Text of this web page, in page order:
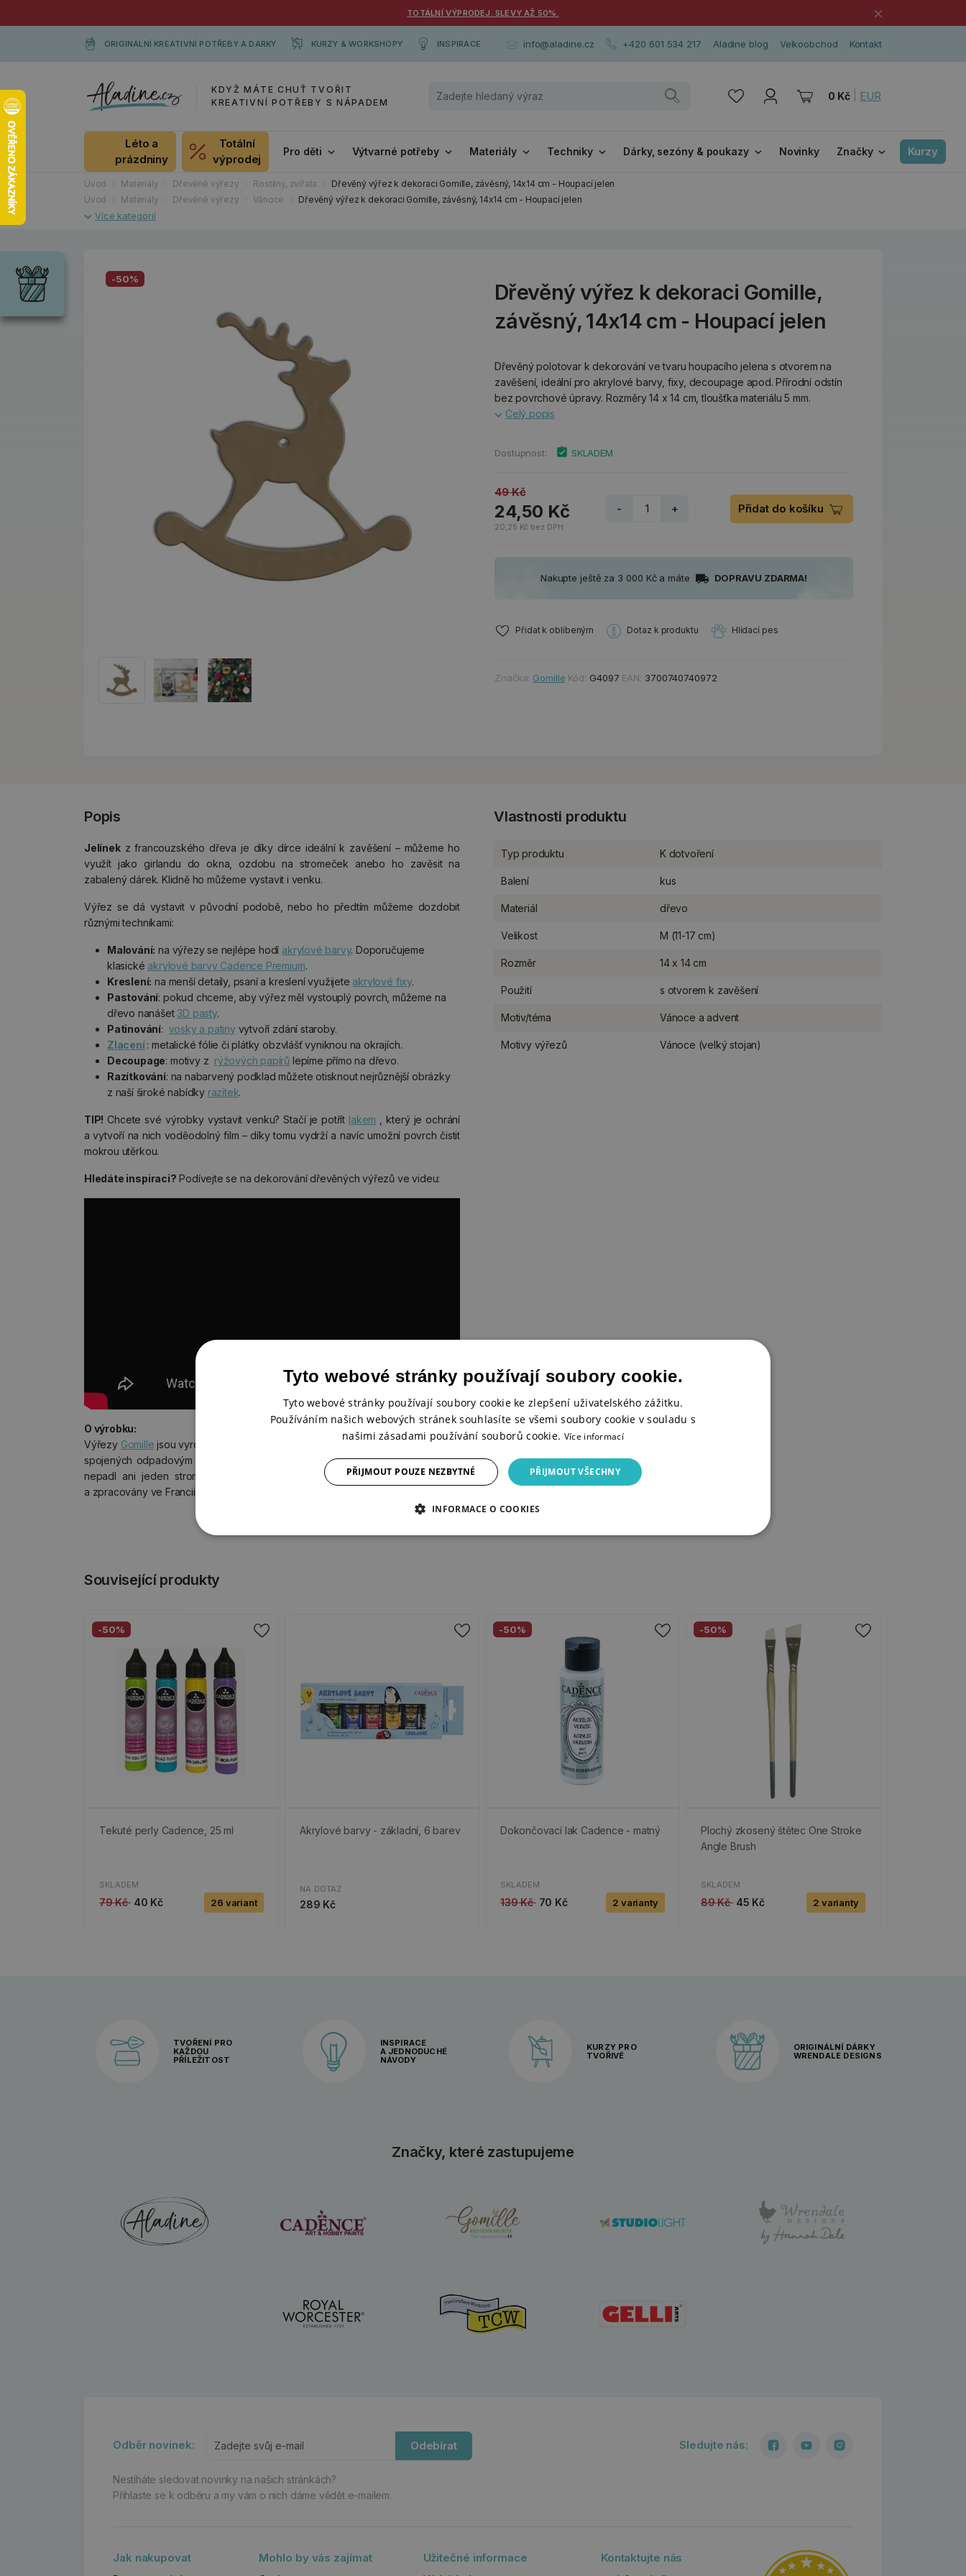
TOTÁLNÍ VÝPRODEJ. SLEVY AŽ 50%. ×
ORIGINÁLNÍ KREATIVNÍ POTŘEBY A DÁRKY KURZY & WORKSHOPY INSPIRACE info@aladine.cz +420 601 534 217 Aladine blog Velkoobchod Kontakt
KDYŽ MÁTE CHUŤ TVOŘIT
KREATIVNÍ POTŘEBY S NÁPADEM
0 Kč EUR
Léto a
prázdniny
Totální
výprodej
Pro děti Výtvarné potřeby Materiály Techniky Dárky, sezóny & poukazy Novinky Značky Kurzy
Úvod Materiály Dřevěné výřezy Rostliny, zvířata
Dřevěný výřez k dekoraci Gomille, závěsný, 14x14 cm - Houpací jelen
Úvod
Materiály Dřevěné výřezy Vánoce Dřevěný výřez k dekoraci Gomille, závěsný, 14x14 cm - Houpací jelen
Dřevěný výřez k dekoraci Gomille,
závěsný, 14x14 cm - Houpací jelen
-50%
Dřevěný polotovar k dekorování ve tvaru houpacího jelena s otvorem na
zavěšení, ideální pro akrylové barvy, fixy, decoupage apod. Přírodní odstín
bez povrchové úpravy. Rozměry 14 x 14 cm, tloušťka materiálu 5 mm.
Celý popis
Dostupnost: SKLADEM
49 Kč
24,50 Kč
20,25 Kč bez DPH
- + Přidat do košíku
Nakupte ještě za 3 000 Kč a máte DOPRAVU ZDARMA!
Přidat k oblíbeným Dotaz k produktu Hlídací pes
Značka: Gomille Kód: G4097 EAN: 3700740740972
Popis
Jelínekz francouzského dřeva je díky dírce ideální k zavěšení – můžeme ho
využít jako girlandu do okna, ozdobu na stromeček anebo ho zavěsit na
zabalený dárek. Klidně ho můžeme vystavit i venku.
Výřez se dá vystavit v původní podobě, nebo ho předtím můžeme dozdobit
různými technikami:
Malování: na výřezy se nejlépe hodí akrylové barvy. Doporučujeme
klasické akrylové barvy Cadence Premium.
Kreslení: na menší detaily, psaní a kreslení využijete akrylové fixy.
Pastování: pokud chceme, aby výřez měl vystouplý povrch, můžeme na
dřevo nanášet3D pasty.
Patinování: vosky a patinyvytvoří zdání staroby.
Zlacení: metalické fólie či plátky obzvlášť vyniknou na okrajích.
Decoupage: motivy z rýžových papírů lepíme přímo na dřevo.
Razítkování: na nabarvený podklad můžete otisknout nejrůznější obrázky
z naší široké nabídky razítek.
TIP! Chcete své výrobky vystavit venku? Stačí je potřít lakem , který je ochrání
a vytvoří na nich voděodolný film – díky tomu vydrží a navíc umožní povrch čistit
mokrou utěrkou.
Hledáte inspiraci? Podívejte se na dekorování dřevěných výřezů ve videu:
O výrobku:
Výřezy Gomille jsou vyrobeny z MDF desky z jemných vláken zbytkového dřeva
spojených odpadovým rostlinným lepidlem – to znamená, že na výrobu výřezů
nepadl ani jeden strom. Všechny materiály jsou čerpány z lokálních zdrojů
a zpracovány ve Francii, neobsahují formald
Vlastnosti produktu
Typ produktu K dotvoření
Balení kus
Materiál dřevo
Velikost M (11-17 cm)
Rozměr 14 x 14 cm
Použití s otvorem k zavěšení
Motiv/téma Vánoce a advent
Motivy výřezů Vánoce (velký stojan)
Související produkty
-50%
Tekuté perly Cadence, 25 ml
SKLADEM
79 Kč 40 Kč 26 variant
Akrylové barvy - základní, 6 barev
NA DOTAZ
289 Kč
-50%
Dokončovací lak Cadence - matný
SKLADEM
139 Kč 70 Kč 2 varianty
-50%
Plochý zkosený štětec One Stroke
Angle Brush
SKLADEM
89 Kč 45 Kč 2 varianty
TVOŘENÍ PRO
KAŽDOU
PŘÍLEŽITOST
INSPIRACE
A JEDNODUCHÉ
NÁVODY
KURZY PRO
TVOŘIVÉ
ORIGINÁLNÍ DÁRKY
WRENDALE DESIGNS
Značky, které zastupujeme
Odběr novinek: Odebírat
Nestíháte sledovat novinky na našich stránkách?
Přihlaste se k odběru a my vám o nich dáme vědět e-mailem.
Sledujte nás:
Jak nakupovat Mohlo by vás zajímat Užitečné informace Kontaktujte nás
Designs
Tyto webové stránky používají soubory cookie.
Tyto webové stránky používají soubory cookie ke zlepšení uživatelského zážitku.
Používáním našich webových stránek souhlasíte se všemi soubory cookie v souladu s
našimi zásadami používání souborů cookie. Více informací
PŘIJMOUT VŠECHNY
PŘIJMOUT POUZE NEZBYTNÉ
INFORMACE O COOKIES